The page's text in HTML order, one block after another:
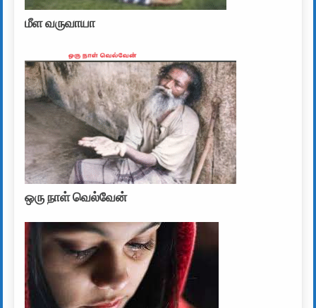
மீள வருவாயா
ஒரு நாள் வெல்வேன்